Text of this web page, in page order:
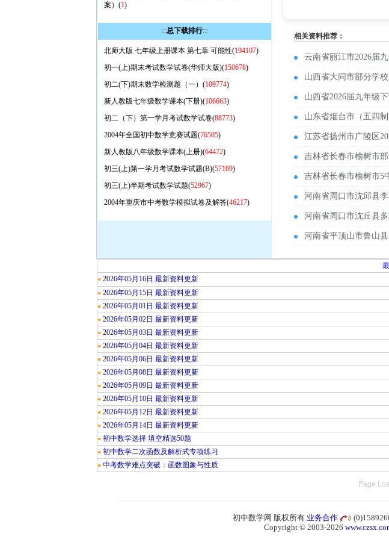
案）(1)
:::总下载排行:::
北师大版 七年级上册课本 第七章 可能性(194107)
初一(上)期末考试数学试卷(华师大版)(150678)
初二(下)期末数学检测题（一）(109774)
新人教版七年级数学课本(下册)(106663)
初二（下）第一学月考试数学试卷(88773)
2004年全国初中数学竞赛试题(76505)
新人教版八年级数学课本(上册)(64472)
初三(上)第一学月考试数学试题(B)(57169)
初三(上)半期考试数学试题(52967)
2004年重庆市中考数学模拟试卷及解答(46217)
相关资料推荐：
云南省丽江市2026届
山西省大同市部分学
山西省2026届九年级
山东省烟台市（五四
江苏省扬州市广陵区
吉林省长春市榆树市
吉林省长春市榆树市5
河南省周口市沈邱县
河南省周口市沈丘县
河南省平顶山市鲁山
● 2026年05月16日 最新资料更新
● 2026年05月15日 最新资料更新
● 2026年05月01日 最新资料更新
● 2026年05月02日 最新资料更新
● 2026年05月03日 最新资料更新
● 2026年05月04日 最新资料更新
● 2026年05月06日 最新资料更新
● 2026年05月08日 最新资料更新
● 2026年05月09日 最新资料更新
● 2026年05月10日 最新资料更新
● 2026年05月12日 最新资料更新
● 2026年05月14日 最新资料更新
● 初中数学选择 填空精选50题
● 初中数学二次函数及解析式专项练习
● 中考数学难点突破：函数图象与性质
Page
初中数学网 版权所有 业务合作
Copyright © 2003-2026